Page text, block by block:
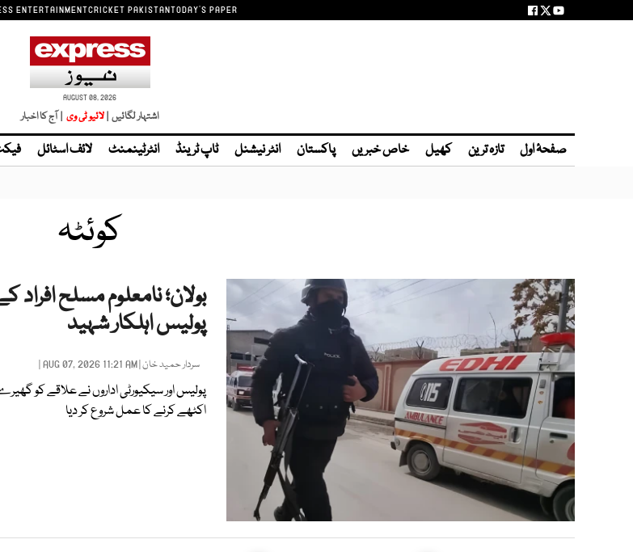
ENTERTAINMENTCRICKET PAKISTANTODAY'S PAPER
AUGUST 08, 2026
اشتہار لگائیں | | آج کا اخبار
صفحۂ اول تازہ ترین کھیل خاص خبریں پاکستان انٹر نیشنل ٹاپ ٹرینڈ انٹرٹینمنٹ لائف اسٹائل
کوئٹہ
بولان؛ نامعلوم مسلح
پولیس اہلکار شہید
سردار حمید خان| AUG 07, 2026 11:21 AM |
پولیس اور سیکیورٹی اداروں نے علاقے کو
اکٹھے کرنے کا عمل شروع کر دیا